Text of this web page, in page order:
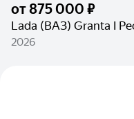
от875 000 ₽
Lada (ВАЗ) Granta I
2026